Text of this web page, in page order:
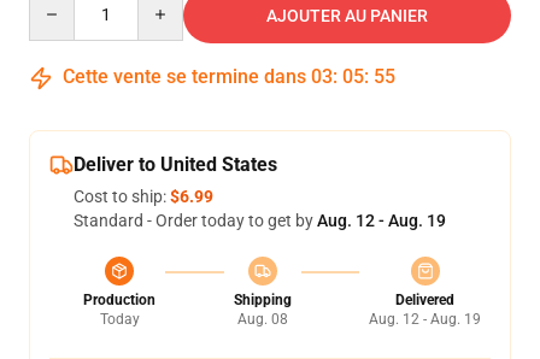
AJOUTER AU PANIER
Cette vente se termine dans 03: 05: 54
Deliver to United States
Cost to ship:$6.99
Standard - Order today to get byAug. 12 - Aug. 19
Production
Today
Shipping
Aug. 08
Delivered
Aug. 12 - Aug. 19